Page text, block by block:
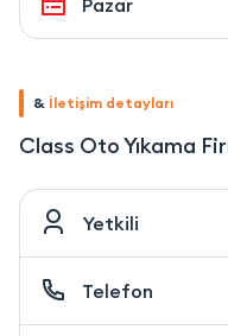
Pazar
& İletişim detayları
Class Oto Yıkama
Yetkili
Telefon